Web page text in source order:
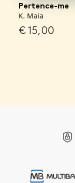
Pertence-me
K. Maia
€15,00